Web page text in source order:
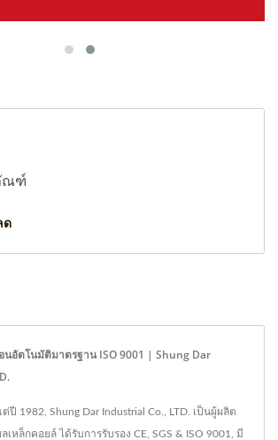
ณฑ์
ด
อัตโนมัติมาตรฐาน ISO 9001 | Shung Dar
ปี 1982, Shung Dar Industrial Co., LTD. เป็นผู้ผลิต
เหล็กคอยล์ ได้รับการรับรอง CE, SGS & ISO 9001, มี